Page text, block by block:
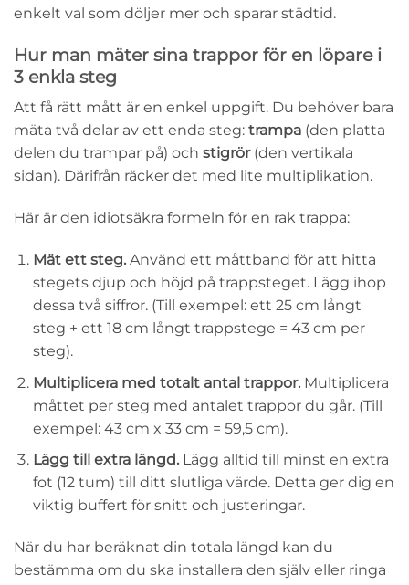
enkelt val som döljer mer och sparar städtid.
Hur man mäter sina trappor för en löpare i
3 enkla steg
Att få rätt mått är en enkel uppgift. Du behöver bara
mäta två delar av ett enda steg: trampa (den platta
delen du trampar på) och stigrör(den vertikala
sidan). Därifrån räcker det med lite multiplikation.
Här är den idiotsäkra formeln för en rak trappa:
Mät ett steg.Använd ett måttband för att hitta
stegets djup och höjd på trappsteget. Lägg ihop
dessa två siffror. (Till exempel: ett 25 cm långt
steg + ett 18 cm långt trappstege = 43 cm per
steg).
Multiplicera med totalt antal trappor.Multiplicera
måttet per steg med antalet trappor du går. (Till
exempel: 43 cm x 33 cm = 59,5 cm).
Lägg till extra längd.Lägg alltid till minst en extra
fot (12 tum) till ditt slutliga värde. Detta ger dig en
viktig buffert för snitt och justeringar.
När du har beräknat din totala längd kan du
bestämma om du ska installera den själv eller ringa